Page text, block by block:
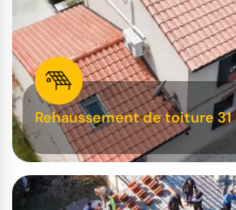
Rehaussement de toiture 31